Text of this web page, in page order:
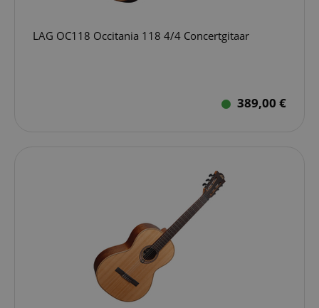
LAG OC118 Occitania 118 4/4 Concertgitaar
389,00 €